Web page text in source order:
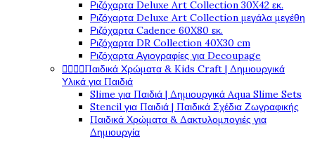
Ριζόχαρτα Deluxe Art Collection 30X42 εκ.
Ριζόχαρτα Deluxe Art Collection μεγάλα μεγέθη
Ριζόχαρτα Cadence 60X80 εκ.
Ριζόχαρτα DR Collection 40X30 cm
Ριζόχαρτα Αγιογραφίες για Decoupage
Παιδικά Χρώματα & Kids Craft | Δημιουργικά
Υλικά για Παιδιά
Slime για Παιδιά | Δημιουργικά Aqua Slime Sets
Stencil για Παιδιά | Παιδικά Σχέδια Ζωγραφικής
Παιδικά Χρώματα & Δακτυλομπογιές για
Δημιουργία